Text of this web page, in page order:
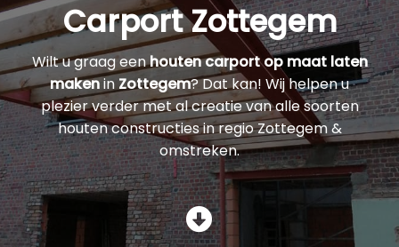
Carport Zottegem
Wilt u graag eenhouten carport op maat laten
makeninZottegem? Dat kan! Wij helpen u
plezier verder met al creatie van alle soorten
houten constructies in regio Zottegem &
omstreken.